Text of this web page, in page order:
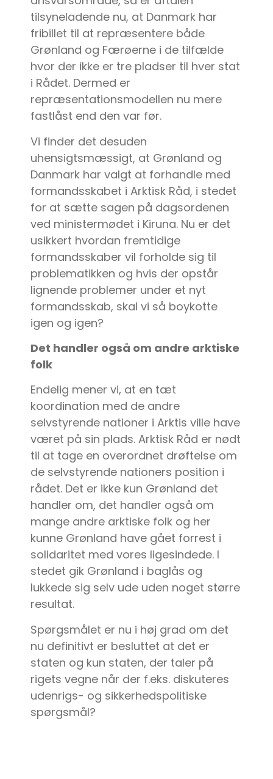
tilsyneladende nu, at Danmark har
fribillet til at repræsentere både
Grønland og Færøerne i de tilfælde
hvor der ikke er tre pladser til hver stat
i Rådet. Dermed er
repræsentationsmodellen nu mere
fastlåst end den var før.
Vi finder det desuden
uhensigtsmæssigt, at Grønland og
Danmark har valgt at forhandle med
formandsskabet i Arktisk Råd, i stedet
for at sætte sagen på dagsordenen
ved ministermødet i Kiruna. Nu er det
usikkert hvordan fremtidige
formandsskaber vil forholde sig til
problematikken og hvis der opstår
lignende problemer under et nyt
formandsskab, skal vi så boykotte
igen og igen?
Det handler også om andre arktiske
folk
Endelig mener vi, at en tæt
koordination med de andre
selvstyrende nationer i Arktis ville have
været på sin plads. Arktisk Råd er nødt
til at tage en overordnet drøftelse om
de selvstyrende nationers position i
rådet. Det er ikke kun Grønland det
handler om, det handler også om
mange andre arktiske folk og her
kunne Grønland have gået forrest i
solidaritet med vores ligesindede. I
stedet gik Grønland i baglås og
lukkede sig selv ude uden noget større
resultat.
Spørgsmålet er nu i høj grad om det
nu definitivt er besluttet at det er
staten og kun staten, der taler på
rigets vegne når der f.eks. diskuteres
udenrigs- og sikkerhedspolitiske
spørgsmål?